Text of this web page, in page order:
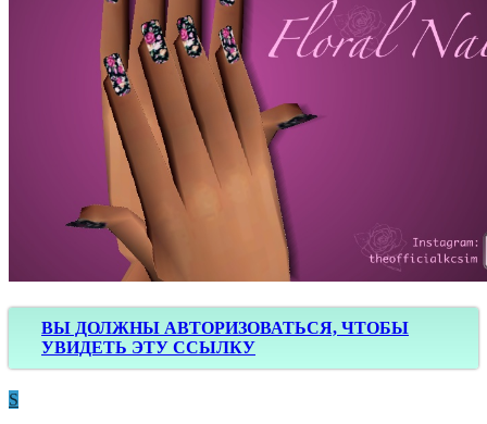
ВЫ ДОЛЖНЫ АВТОРИЗОВАТЬСЯ, ЧТОБЫ
УВИДЕТЬ ЭТУ ССЫЛКУ
S